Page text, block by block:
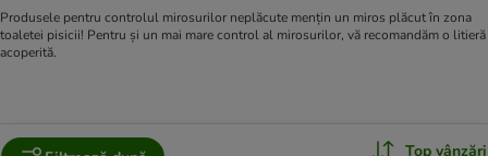
Produsele pentru controlul mirosurilor neplăcute mențin un miros plăcut în zona
toaletei pisicii! Pentru și un mai mare control al mirosurilor, vă recomandăm o litieră
acoperită.
Top vânzări